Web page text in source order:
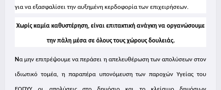
για να εξασφαλίσει την αυξημένη κερδοφορία των επιχειρήσεων.
Χωρίς καμία καθυστέρηση, είναι επιτακτική ανάγκη να οργανώσουμε
την πάλη μέσα σε όλους τους χώρους δουλειάς.
Να μην επιτρέψουμε να περάσει η απελευθέρωση των απολύσεων στον
ιδιωτικό τομέα, η παραπέρα υπονόμευση των παροχών Υγείας του